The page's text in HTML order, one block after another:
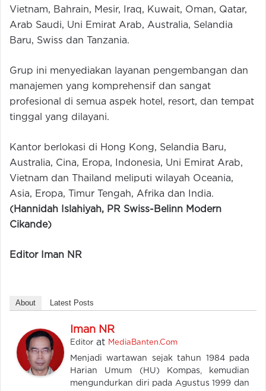
Vietnam, Bahrain, Mesir, Iraq, Kuwait, Oman, Qatar,
Arab Saudi, Uni Emirat Arab, Australia, Selandia
Baru, Swiss dan Tanzania.
Grup ini menyediakan layanan pengembangan dan
manajemen yang komprehensif dan sangat
profesional di semua aspek hotel, resort, dan tempat
tinggal yang dilayani.
Kantor berlokasi di Hong Kong, Selandia Baru,
Australia, Cina, Eropa, Indonesia, Uni Emirat Arab,
Vietnam dan Thailand meliputi wilayah Oceania,
Asia, Eropa, Timur Tengah, Afrika dan India.
(Hannidah Islahiyah, PR Swiss-Belinn Modern
Cikande)
Editor Iman NR
About Latest Posts
Iman NR
Editor at MediaBanten.Com
Menjadi wartawan sejak tahun 1984 pada
Harian Umum (HU) Kompas, kemudian
mengundurkan diri pada Agustus 1999 dan